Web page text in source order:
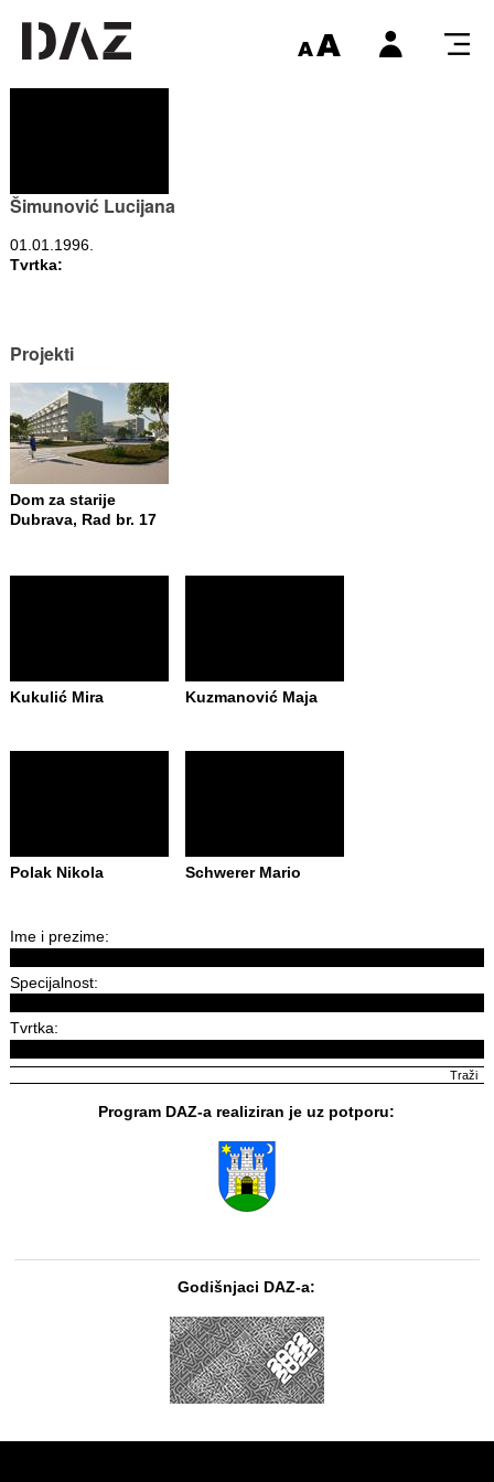
Šimunović Lucijana
01.01.1996.
Tvrtka:
Projekti
Dom za starije
Dubrava, Rad br. 17
Kukulić Mira Kuzmanović Maja
Polak Nikola Schwerer Mario
Ime i prezime:
Specijalnost:
Tvrtka:
Program DAZ-a realiziran je uz potporu:
Godišnjaci DAZ-a: